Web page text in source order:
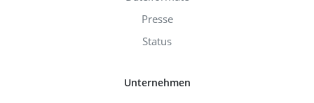
Presse
Status
Unternehmen